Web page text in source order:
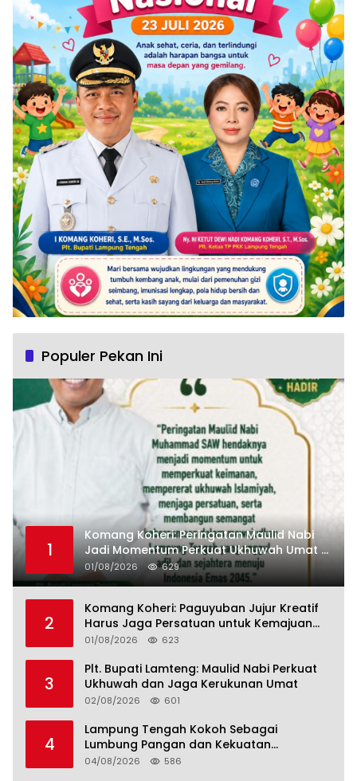
Populer Pekan Ini
1
Komang Koheri: Peringatan Maulid Nabi
Jadi Momentum Perkuat Ukhuwah Umat di
Lampung Tengah
01/08/2026 629
2
Komang Koheri: Paguyuban Jujur Kreatif
Harus Jaga Persatuan untuk Kemajuan
Lampung Tengah
01/08/2026 623
3
Plt. Bupati Lamteng: Maulid Nabi Perkuat
Ukhuwah dan Jaga Kerukunan Umat
02/08/2026 601
4
Lampung Tengah Kokoh Sebagai
Lumbung Pangan dan Kekuatan
Perkebunan Lampung, Komang Koheri:
04/08/2026 586